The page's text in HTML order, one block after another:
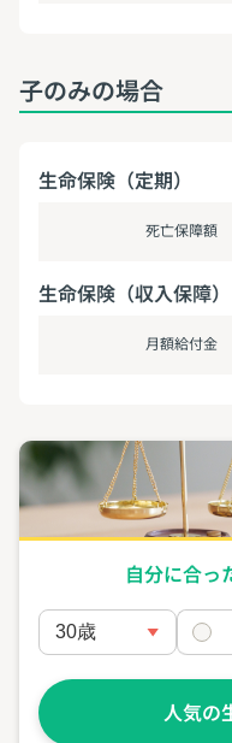
子のみの場合
生命保険（定期）
死亡保障額
生命保険（収入保障）
月額給付金
自分に合っ
人気の